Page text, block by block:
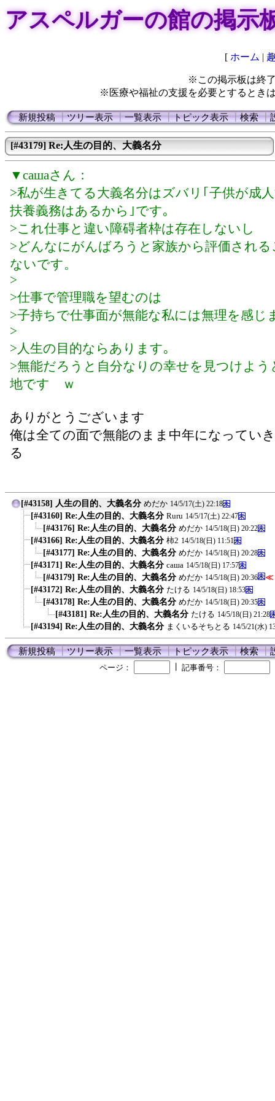
アスペルガーの館の掲示
[ ホーム |
※この掲示板は終
※医療や福祉の支援を必要とするとき
新規投稿┃ツリー表示┃一覧表示┃トピック表示┃検索┃
[#43179] Re:人生の目的、大義名分
▼сашаさん：
>私が生きてる大義名分はズバリ｢子供が成
扶養義務はあるから｣です｡
>これ仕事と違い障碍者枠は存在しないし
>どんなにがんばろうと家族から評価され
ないです。
>
>仕事で管理職を望むのは
>子持ちで仕事面が無能な私には無理を感じ
>
>人生の目的ならあります｡
>無能だろうと自分なりの幸せを見つけよう
地です ｗ
ありがとうございます
俺は全ての面で無能のまま中年になってい
る
[#43158] 人生の目的、大義名分 めだか 14/5/17(土) 22:18
[#43160] Re:人生の目的、大義名分 Ruru 14/5/17(土) 22:47
[#43176] Re:人生の目的、大義名分 めだか 14/5/18(日) 20:22
[#43166] Re:人生の目的、大義名分 柿2 14/5/18(日) 11:51
[#43177] Re:人生の目的、大義名分 めだか 14/5/18(日) 20:28
[#43171] Re:人生の目的、大義名分 саша 14/5/18(日) 17:57
[#43179] Re:人生の目的、大義名分 めだか 14/5/18(日) 20:36 ≪
[#43172] Re:人生の目的、大義名分 たける 14/5/18(日) 18:53
[#43178] Re:人生の目的、大義名分 めだか 14/5/18(日) 20:35
[#43181] Re:人生の目的、大義名分 たける 14/5/18(日) 21:28
[#43194] Re:人生の目的、大義名分 まくいるそちとる 14/5/21(水)
新規投稿┃ツリー表示┃一覧表示┃トピック表示┃検索┃
ページ： 記事番号：